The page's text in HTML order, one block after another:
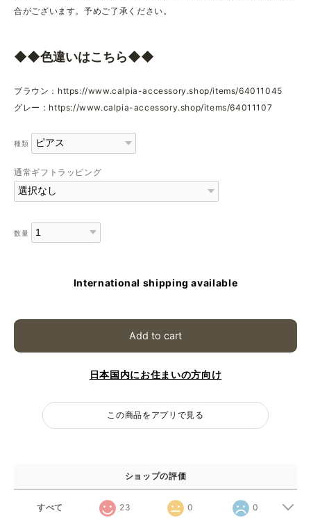
合がございます。予めご了承ください。
◆◆色違いはこちら◆◆
ブラウン： https://www.calpia-accessory.shop/items/64011045
グレー： https://www.calpia-accessory.shop/items/64011107
種類
通常ギフトラッピング
数量
International shipping available
Add to cart
日本国内にお住まいの方向け
この商品をアプリで見る
ショップの評価
すべて 23 0 0